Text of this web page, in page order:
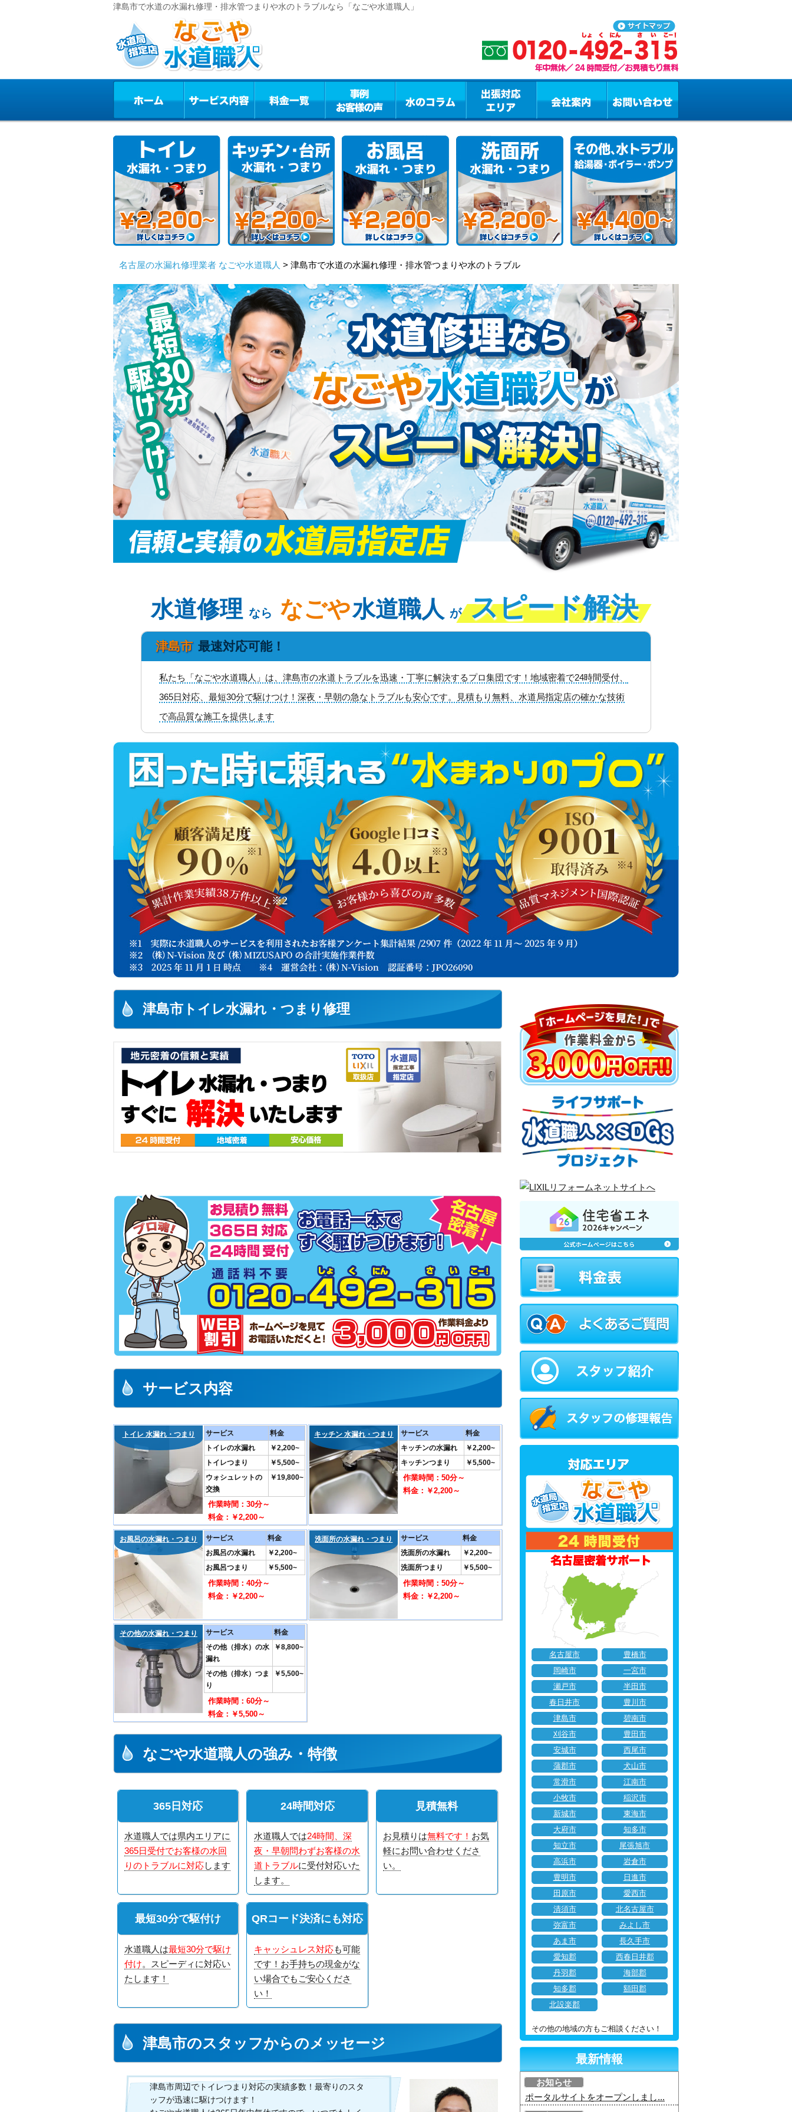
津島市で水道の水漏れ修理・排水管つまりや水のトラブルなら「なごや水道職人」
名古屋の水漏れ修理業者 なごや水道職人 > 津島市で水道の水漏れ修理・排水管つまりや水のトラブル
水道修理 なら なごや水道職人 が スピード解決
津島市 最速対応可能！
私たち「なごや水道職人」は、津島市の水道トラブルを迅速・丁寧に解決するプロ集団です！地域密着で24時間受付、
365日対応、最短30分で駆けつけ！深夜・早朝の急なトラブルも安心です。見積もり無料、水道局指定店の確かな技術
で高品質な施工を提供します
津島市トイレ水漏れ・つまり修理
サービス内容
トイレ 水漏れ・つまり サービス
料金
トイレの水漏れ
￥2,200~
トイレつまり
￥5,500~
ウォシュレットの
交換
￥19,800~
作業時間：30分～
料金：￥2,200～
キッチン 水漏れ・つまり サービス
料金
キッチンの水漏れ
￥2,200~
キッチンつまり
￥5,500~
作業時間：50分～
料金：￥2,200～
お風呂の水漏れ・つまり サービス
料金
お風呂の水漏れ
￥2,200~
お風呂つまり
￥5,500~
作業時間：40分～
料金：￥2,200～
洗面所の水漏れ・つまり サービス
料金
洗面所の水漏れ
￥2,200~
洗面所つまり
￥5,500~
作業時間：50分～
料金：￥2,200～
その他の水漏れ・つまり サービス
料金
その他（排水）の水
漏れ
￥8,800~
その他（排水）つま
り
￥5,500~
作業時間：60分～
料金：￥5,500～
なごや水道職人の強み・特徴
365日対応
水道職人では県内エリアに
365日受付でお客様の水回
りのトラブルに対応します
24時間対応
水道職人では24時間、深
夜・早朝問わずお客様の水
道トラブルに受付対応いた
します。
見積無料
お見積りは無料です！ お気
軽にお問い合わせくださ
い。
最短30分で駆付け
水道職人は最短30分で駆け
付け。スピーディに対応い
たします！
QRコード決済にも対応
キャッシュレス対応も可能
です！お手持ちの現金がな
い場合でもご安心くださ
い！
津島市のスタッフからのメッセージ
津島市周辺でトイレつまり対応の実績多数！最寄りのスタ
ッフが迅速に駆けつけます！
名古屋市
豊橋市
岡崎市
一宮市
瀬戸市
半田市
春日井市
豊川市
津島市
碧南市
刈谷市
豊田市
安城市
西尾市
蒲郡市
犬山市
常滑市
江南市
小牧市
稲沢市
新城市
東海市
大府市
知多市
知立市
尾張旭市
高浜市
岩倉市
豊明市
日進市
田原市
愛西市
清須市
北名古屋市
弥富市
みよし市
あま市
長久手市
愛知郡
西春日井郡
丹羽郡
海部郡
知多郡
額田郡
北設楽郡
その他の地域の方もご相談ください！
最新情報
お知らせ
ポータルサイトをオープンしまし...